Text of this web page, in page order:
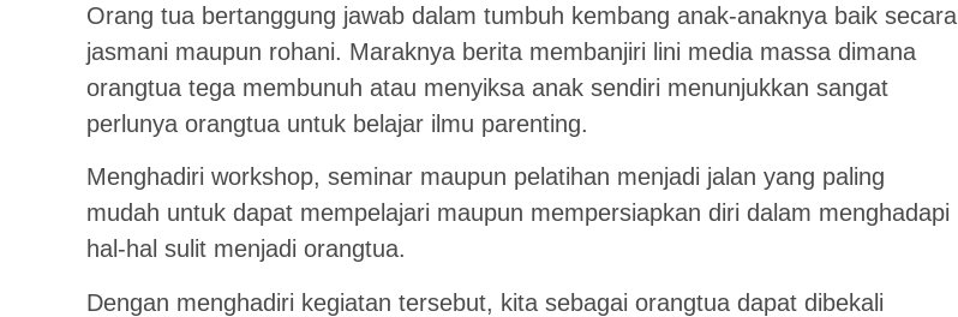
Orang tua bertanggung jawab dalam tumbuh kembang anak-anaknya baik secara
jasmani maupun rohani. Maraknya berita membanjiri lini media massa dimana
orangtua tega membunuh atau menyiksa anak sendiri menunjukkan sangat
perlunya orangtua untuk belajar ilmu parenting.
Menghadiri workshop, seminar maupun pelatihan menjadi jalan yang paling
mudah untuk dapat mempelajari maupun mempersiapkan diri dalam menghadapi
hal-hal sulit menjadi orangtua.
Dengan menghadiri kegiatan tersebut, kita sebagai orangtua dapat dibekali